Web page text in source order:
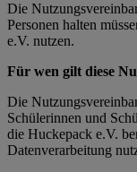
Die
Personen halten
e.V. nutzen.
Für wen gilt diese
Die
Schülerinnen und
die Huckepack e.V.
Datenverarbeitung